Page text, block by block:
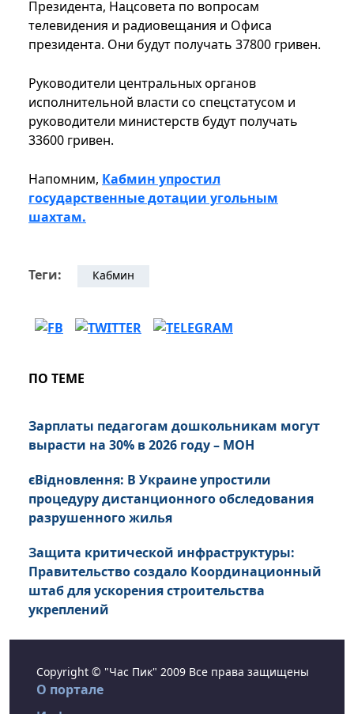
Президента, Нацсовета по вопросам
телевидения и радиовещания и Офиса
президента. Они будут получать 37800 гривен.
Руководители центральных органов
исполнительной власти со спецстатусом и
руководители министерств будут получать
33600 гривен.
Напомним, Кабмин упростил
государственные дотации угольным
шахтам.
Теги: Кабмин
ПО ТЕМЕ
Зарплаты педагогам дошкольникам могут
вырасти на 30% в 2026 году – МОН
єВідновлення: В Украине упростили
процедуру дистанционного обследования
разрушенного жилья
Защита критической инфраструктуры:
Правительство создало Координационный
штаб для ускорения строительства
укреплений
Copyright © "Час Пик" 2009 Все права защищены
О портале